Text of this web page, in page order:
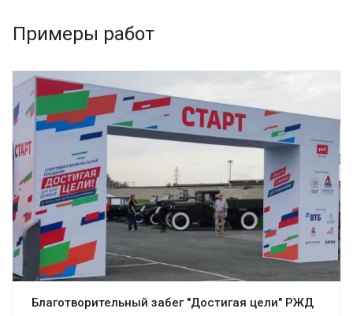
Примеры работ
Благотворительный забег "Достигая цели" РЖД